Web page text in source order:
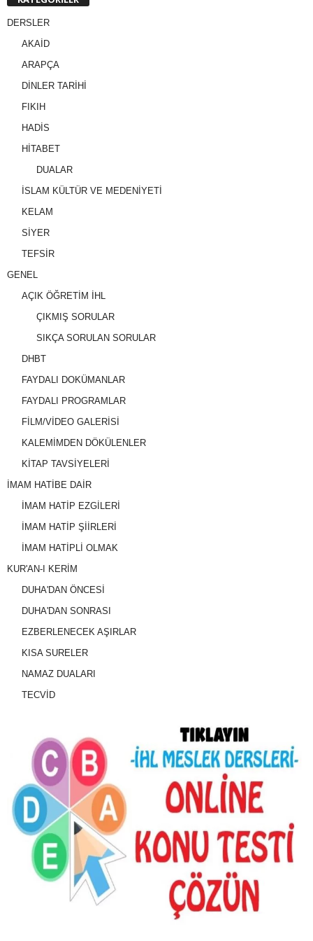
DERSLER
AKAİD
ARAPÇA
DİNLER TARİHİ
FIKIH
HADİS
HİTABET
DUALAR
İSLAM KÜLTÜR VE MEDENİYETİ
KELAM
SİYER
TEFSİR
GENEL
AÇIK ÖĞRETİM İHL
ÇIKMIŞ SORULAR
SIKÇA SORULAN SORULAR
DHBT
FAYDALI DOKÜMANLAR
FAYDALI PROGRAMLAR
FİLM/VİDEO GALERİSİ
KALEMİMDEN DÖKÜLENLER
KİTAP TAVSİYELERİ
İMAM HATİBE DAİR
İMAM HATİP EZGİLERİ
İMAM HATİP ŞİİRLERİ
İMAM HATİPLİ OLMAK
KUR'AN-I KERİM
DUHA'DAN ÖNCESİ
DUHA'DAN SONRASI
EZBERLENECEK AŞIRLAR
KISA SURELER
NAMAZ DUALARI
TECVİD